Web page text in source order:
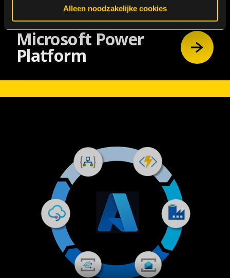
Alleen noodzakelijke cookies
Microsoft Power
Platform